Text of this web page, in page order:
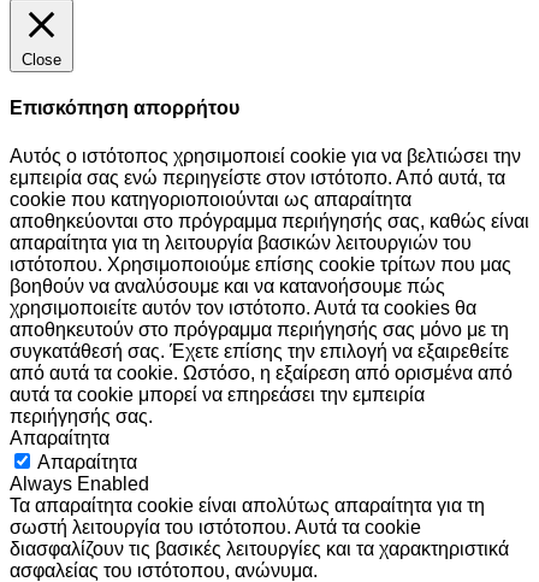
Close
Επισκόπηση απορρήτου
Αυτός ο ιστότοπος χρησιμοποιεί cookie για να βελτιώσει την
εμπειρία σας ενώ περιηγείστε στον ιστότοπο. Από αυτά, τα
cookie που κατηγοριοποιούνται ως απαραίτητα
αποθηκεύονται στο πρόγραμμα περιήγησής σας, καθώς είναι
απαραίτητα για τη λειτουργία βασικών λειτουργιών του
ιστότοπου. Χρησιμοποιούμε επίσης cookie τρίτων που μας
βοηθούν να αναλύσουμε και να κατανοήσουμε πώς
χρησιμοποιείτε αυτόν τον ιστότοπο. Αυτά τα cookies θα
αποθηκευτούν στο πρόγραμμα περιήγησής σας μόνο με τη
συγκατάθεσή σας. Έχετε επίσης την επιλογή να εξαιρεθείτε
από αυτά τα cookie. Ωστόσο, η εξαίρεση από ορισμένα από
αυτά τα cookie μπορεί να επηρεάσει την εμπειρία
περιήγησής σας.
Απαραίτητα
Απαραίτητα
Always Enabled
Τα απαραίτητα cookie είναι απολύτως απαραίτητα για τη
σωστή λειτουργία του ιστότοπου. Αυτά τα cookie
διασφαλίζουν τις βασικές λειτουργίες και τα χαρακτηριστικά
ασφαλείας του ιστότοπου, ανώνυμα.